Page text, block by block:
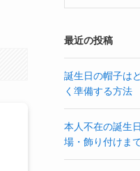
最近の投稿
誕生日の帽子は
く準備する方法
本人不在の誕生
場・飾り付けま